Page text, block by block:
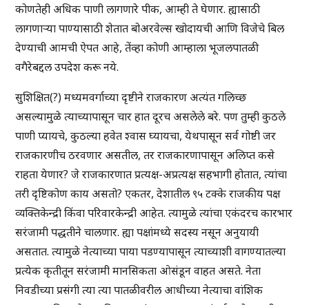
कोणतेही अधिक पाणी लागणारे पीक, आम्ही ते घेणार. ह्यासाठी
लागणाऱ्या पाण्यासाठी शेतात बोअरवेल्स खोदायची आणि विजेचे बिल
देण्याची आमची ऐपत आहे, तेंव्हा कोणी आम्हाला भूजलपातळी
वगैरेबद्दल उपदेश करू नये.
सुशिक्षित(?) मध्यमवर्गाच्या दृष्टीने राजकारण अत्यंत गलिच्छ
असल्यामुळे त्याच्यापासून चार हात दूरच असलेले बरे. पण तुम्ही कुठले
पाणी प्यायचे, कुठल्या हवेत श्वास घ्यायचा, येथपासून सर्व गोष्टी जर
राजकारणीच ठरवणार असतील, तर राजकारणापासून अलिप्त कसे
राहता येणार? जे राजकारणात प्रत्यक्ष-अप्रत्यक्ष सहभागी होतात, त्यांचा
तरी दृष्टिकोण काय असतो? एकतर, देशातील ९५ टक्के राजकीय पक्ष
व्यक्तिकेन्द्री किंवा परिवारकेन्द्री आहेत. त्यामुळे त्यांचा एकंदरच कारभार
सरंजामी पद्धतीने चालणार. ह्या पक्षांमध्ये सदस्य नसून अनुयायी
असतात. त्यामुळे नेत्याच्या पाया पडण्यापासून त्याच्याशी वागण्यातल्या
प्रत्येक कृतीतून सरंजामी मानसिकता ओसंडून वाहत असते. नेता
निवडीच्या प्रसंगी त्या त्या पातळीवरील आधीच्या नेत्याचा वांशिक